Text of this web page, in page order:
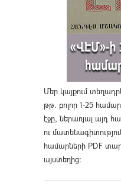
Մեր կայքում
թթ. բոլոր 1-25
էջը, ներառյալ այդ
ու
համարների PDF
այստեղից։